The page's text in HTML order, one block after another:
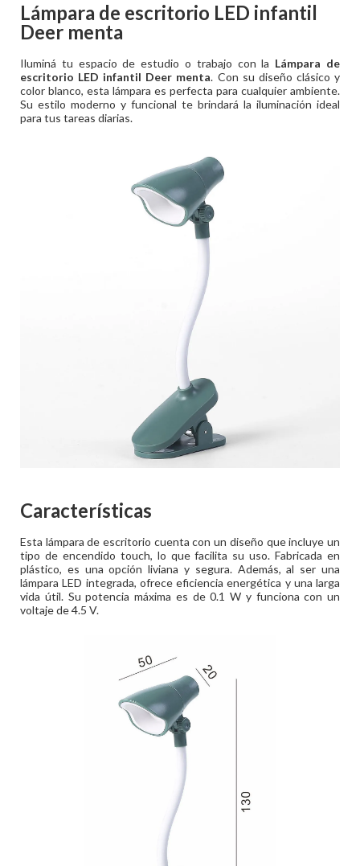
Lámpara de escritorio LED infantil
Deer menta
Iluminá tu espacio de estudio o trabajo con la Lámpara de
escritorio LED infantil Deer menta. Con su diseño clásico y
color blanco, esta lámpara es perfecta para cualquier ambiente.
Su estilo moderno y funcional te brindará la iluminación ideal
para tus tareas diarias.
Características
Esta lámpara de escritorio cuenta con un diseño que incluye un
tipo de encendido touch, lo que facilita su uso. Fabricada en
plástico, es una opción liviana y segura. Además, al ser una
lámpara LED integrada, ofrece eficiencia energética y una larga
vida útil. Su potencia máxima es de 0.1 W y funciona con un
voltaje de 4.5 V.